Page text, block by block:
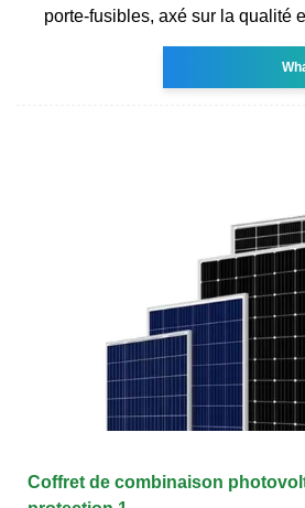
porte-fusibles, axé sur la qualité
Coffret de combinaison